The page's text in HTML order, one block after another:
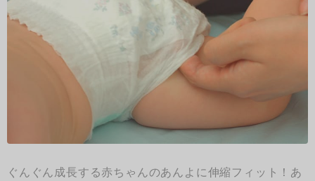
ぐんぐん成長する赤ちゃんのあんよに伸縮フィット！あ